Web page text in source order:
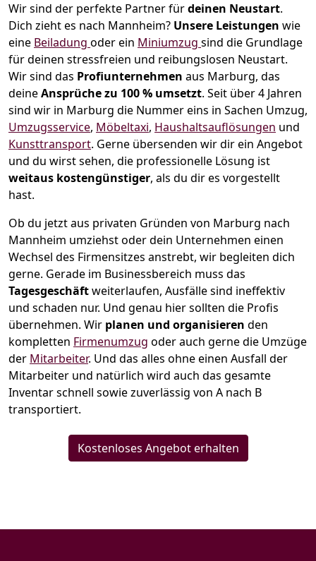
Wir sind der perfekte Partner fürdeinen Neustart.
Dich zieht es nach Mannheim? Unsere Leistungen wie
eine Beiladung oder ein Miniumzug sind die Grundlage
für deinen stressfreien und reibungslosen Neustart.
Wir sind das Profiunternehmen aus Marburg, das
deineAnsprüche zu 100 % umsetzt. Seit über 4 Jahren
sind wir in Marburg die Nummer eins in Sachen Umzug,
Umzugsservice, Möbeltaxi, Haushaltsauflösungen und
Kunsttransport. Gerne übersenden wir dir ein Angebot
und du wirst sehen, die professionelle Lösung ist
weitaus kostengünstiger, als du dir es vorgestellt
hast.
Ob du jetzt aus privaten Gründen von Marburg nach
Mannheim umziehst oder dein Unternehmen einen
Wechsel des Firmensitzes anstrebt, wir begleiten dich
gerne. Gerade im Businessbereich muss das
Tagesgeschäftweiterlaufen, Ausfälle sind ineffektiv
und schaden nur. Und genau hier sollten die Profis
übernehmen. Wir planen und organisieren den
kompletten Firmenumzug oder auch gerne die Umzüge
der Mitarbeiter. Und das alles ohne einen Ausfall der
Mitarbeiter und natürlich wird auch das gesamte
Inventar schnell sowie zuverlässig von A nach B
transportiert.
Kostenloses Angebot erhalten